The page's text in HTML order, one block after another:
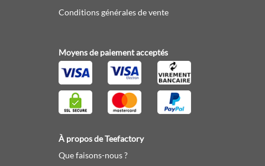
Conditions générales de vente
Moyens de paiement acceptés
À propos de Teefactory
Que faisons-nous ?